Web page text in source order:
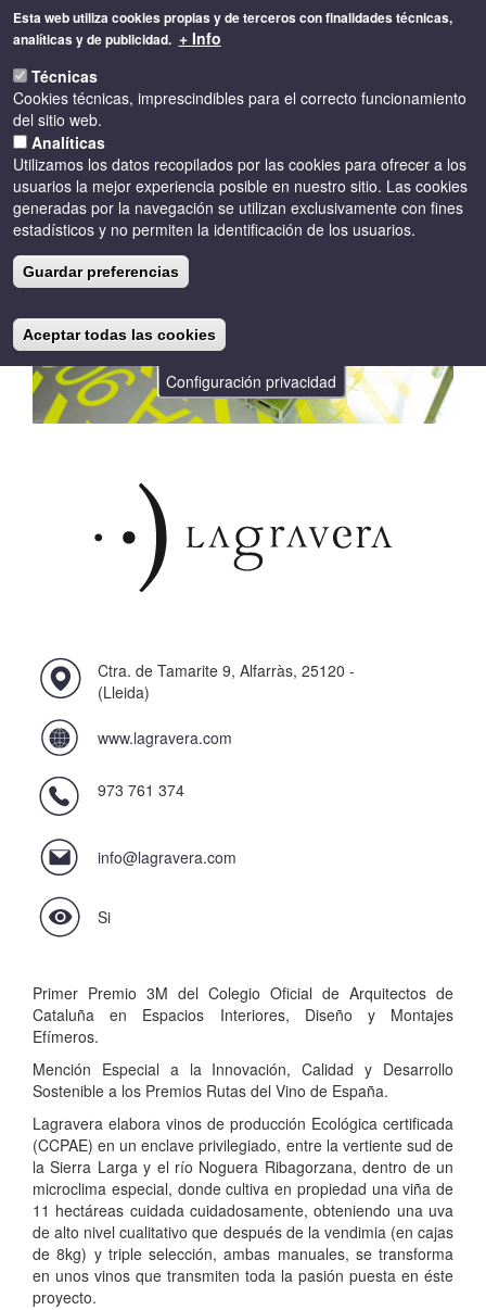
Configuración privacidad
Esta web utiliza cookies propias y de terceros con finalidades técnicas,
analíticas y de publicidad. + Info
Técnicas
Cookies técnicas, imprescindibles para el correcto funcionamiento
del sitio web.
Analíticas
Utilizamos los datos recopilados por las cookies para ofrecer a los
usuarios la mejor experiencia posible en nuestro sitio. Las cookies
generadas por la navegación se utilizan exclusivamente con fines
estadísticos y no permiten la identificación de los usuarios.
Guardar preferencias
Aceptar todas las cookies
Pasar
principal
Ctra. de Tamarite 9, Alfarràs, 25120 -
(Lleida)
www.lagravera.com
973 761 374
info@lagravera.com
Si
Primer Premio 3M del Colegio Oficial de Arquitectos de
Cataluña en Espacios Interiores, Diseño y Montajes
Efímeros.
Mención Especial a la Innovación, Calidad y Desarrollo
Sostenible a los Premios Rutas del Vino de España.
Lagravera elabora vinos de producción Ecológica certificada
(CCPAE) en un enclave privilegiado, entre la vertiente sud de
la Sierra Larga y el río Noguera Ribagorzana, dentro de un
microclima especial, donde cultiva en propiedad una viña de
11 hectáreas cuidada cuidadosamente, obteniendo una uva
de alto nivel cualitativo que después de la vendimia (en cajas
de 8kg) y triple selección, ambas manuales, se transforma
en unos vinos que transmiten toda la pasión puesta en éste
proyecto.